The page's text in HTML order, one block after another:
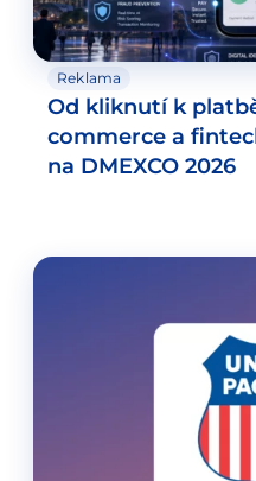
Reklama
Od kliknutí k
commerce a
na DMEXCO 2026